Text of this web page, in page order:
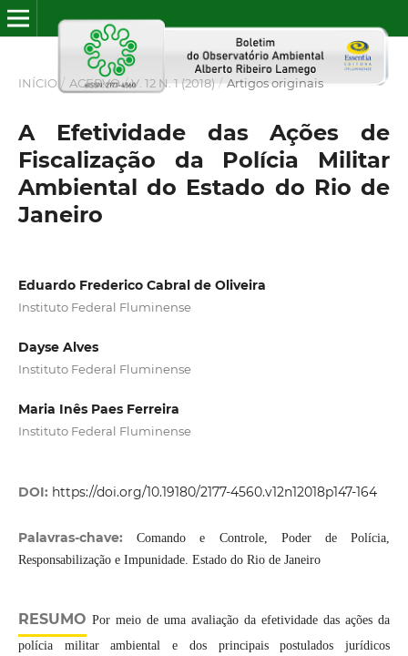
INÍCIO / ACERVO / V. 12 N. 1 (2018) / Artigos originais
A Efetividade das Ações de
Fiscalização da Polícia Militar
Ambiental do Estado do Rio de
Janeiro
Eduardo Frederico Cabral de Oliveira
Instituto Federal Fluminense
Dayse Alves
Instituto Federal Fluminense
Maria Inês Paes Ferreira
Instituto Federal Fluminense
DOI: https://doi.org/10.19180/2177-4560.v12n12018p147-164
Palavras-chave:Comando e Controle, Poder de Polícia,
Responsabilização e Impunidade. Estado do Rio de Janeiro
RESUMO Por meio de uma avaliação da efetividade das ações da
polícia militar ambiental e dos principais postulados jurídicos